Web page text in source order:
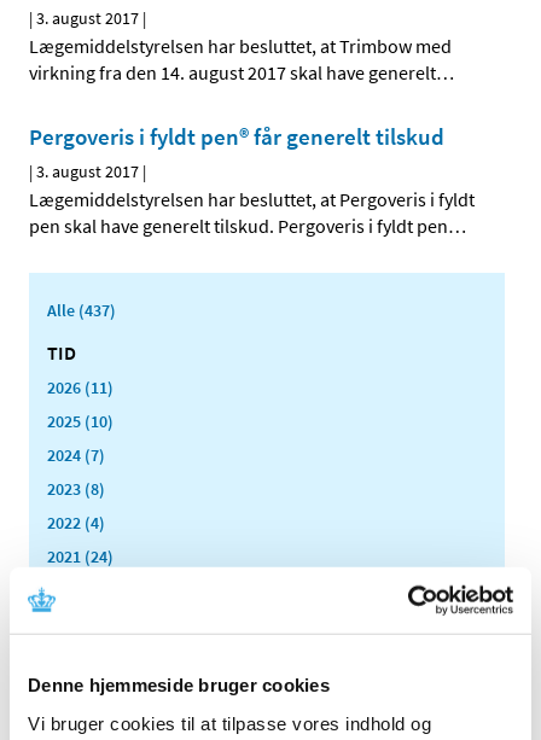
Denne hjemmeside bruger cookies
Vi bruger cookies til at tilpasse vores indhold og
|3. august 2017 |
Lægemiddelstyrelsen har besluttet, at Trimbow med
virkning fra den 14. august 2017 skal have generelt…
Pergoveris i fyldt pen® får generelt tilskud
|3. august 2017 |
Lægemiddelstyrelsen har besluttet, at Pergoveris i fyldt
pen skal have generelt tilskud. Pergoveris i fyldt pen…
Alle (437)
TID
2026 (11)
2025 (10)
2024 (7)
2023 (8)
2022 (4)
2021 (24)
2020 (7)
2017 (31)
december (1)